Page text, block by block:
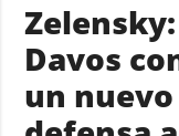
Davos
un